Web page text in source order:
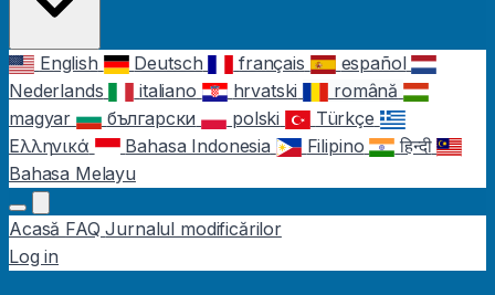
English Deutsch français
español
Nederlands
italiano hrvatski
română
magyar
български polski
Türkçe
Ελληνικά
Bahasa Indonesia Filipino
हिन्दी
Bahasa Melayu
Acasă FAQJurnalul modificărilor
Log in